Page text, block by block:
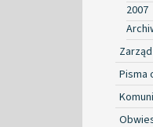
2007
Pisma